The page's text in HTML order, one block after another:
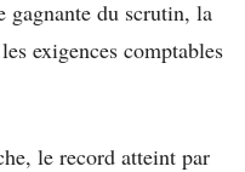
gagnante du scrutin, la
exigences comptables
le record atteint par